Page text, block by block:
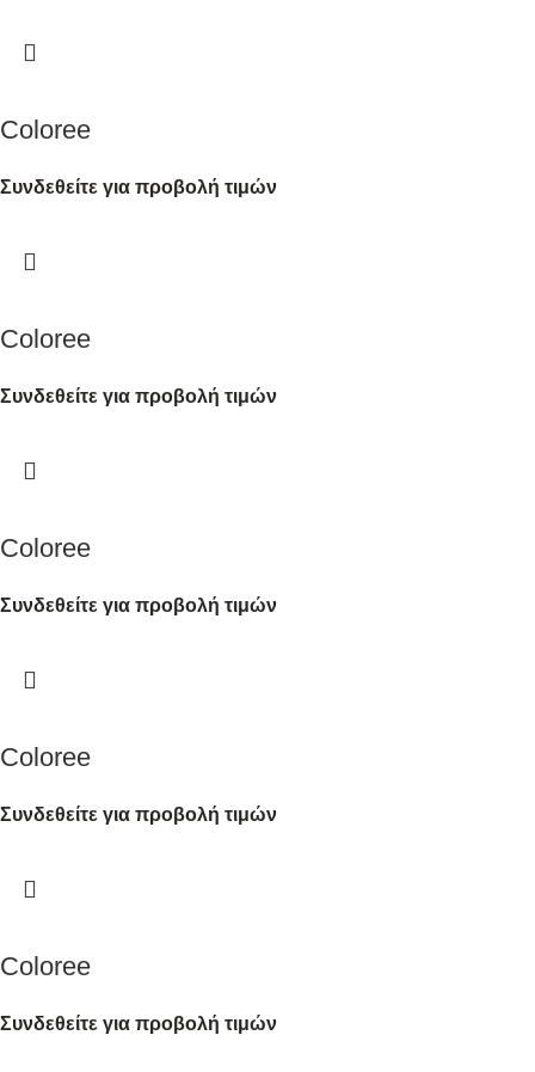
Coloree
Συνδεθείτε για προβολή τιμών
Coloree
Συνδεθείτε για προβολή τιμών
Coloree
Συνδεθείτε για προβολή τιμών
Coloree
Συνδεθείτε για προβολή τιμών
Coloree
Συνδεθείτε για προβολή τιμών